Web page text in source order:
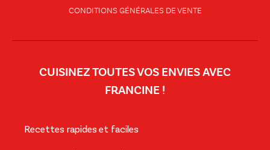
CONDITIONS GÉNÉRALES DE VENTE
CUISINEZ TOUTES VOS ENVIES AVEC
FRANCINE !
Recettes rapides et faciles